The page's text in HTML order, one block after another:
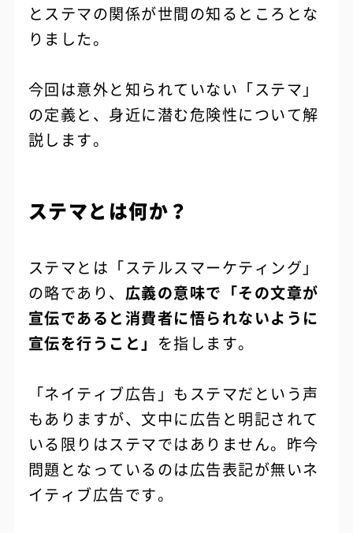
とステマの関係が世間の知るところとな
りました。
今回は意外と知られていない「ステマ」
の定義と、身近に潜む危険性について解
説します。
ステマとは何か？
ステマとは「ステルスマーケティング」
の略であり、 広義の意味で「その文章が
宣伝であると消費者に悟られないように
宣伝を行うこと」 を指します。
「ネイティブ広告」もステマだという声
もありますが、文中に広告と明記されて
いる限りはステマではありません。昨今
問題となっているのは広告表記が無いネ
イティブ広告です。